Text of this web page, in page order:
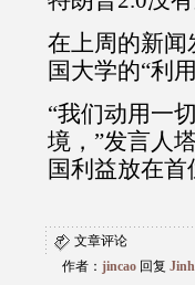
在上周的新闻
国大学的“利用
“我们动用一
境，”发言人
国利益放在
文章评论
作者： jincao 回复